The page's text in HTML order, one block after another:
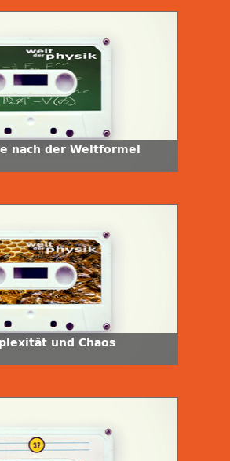
nach der Weltformel
und Chaos